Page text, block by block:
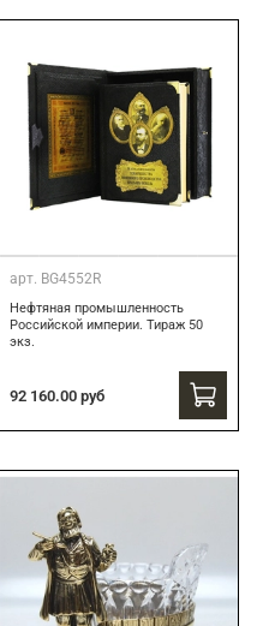
арт. BG4552R
Нефтяная промышленность
Российской империи. Тираж 50
экз.
92 160.00 руб